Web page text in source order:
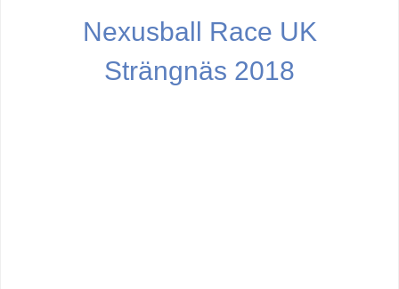
Nexusball Race UK
Strängnäs 2018